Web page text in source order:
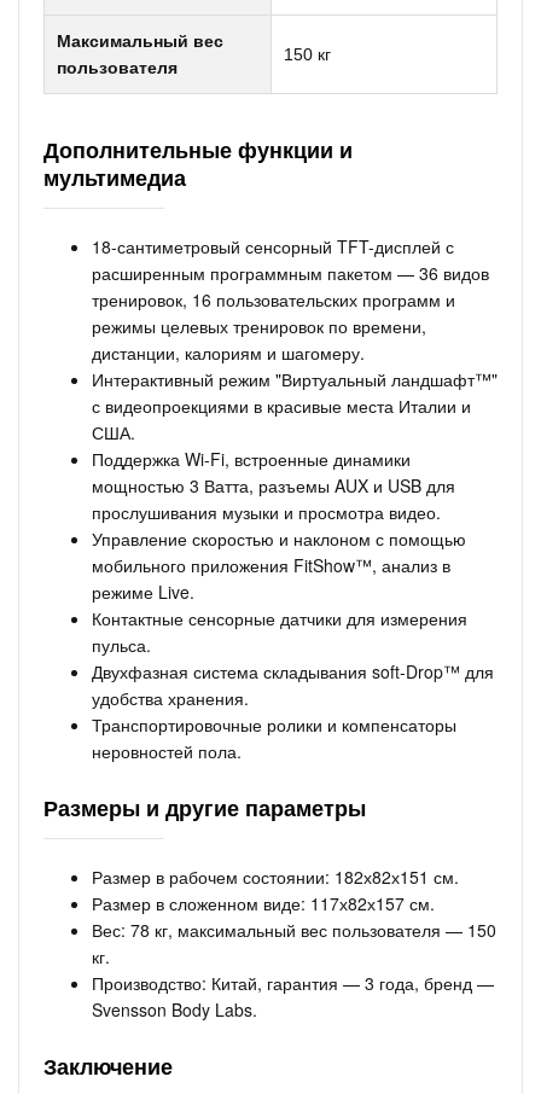
Максимальный вес
пользователя
150 кг
Дополнительные функции и
мультимедиа
18-сантиметровый сенсорный TFT-дисплей с
расширенным программным пакетом — 36 видов
тренировок, 16 пользовательских программ и
режимы целевых тренировок по времени,
дистанции, калориям и шагомеру.
Интерактивный режим "Виртуальный ландшафт™"
с видеопроекциями в красивые места Италии и
США.
Поддержка Wi-Fi, встроенные динамики
мощностью 3 Ватта, разъемы AUX и USB для
прослушивания музыки и просмотра видео.
Управление скоростью и наклоном с помощью
мобильного приложения FitShow™, анализ в
режиме Live.
Контактные сенсорные датчики для измерения
пульса.
Двухфазная система складывания soft-Drop™ для
удобства хранения.
Транспортировочные ролики и компенсаторы
неровностей пола.
Размеры и другие параметры
Размер в рабочем состоянии: 182х82х151 см.
Размер в сложенном виде: 117х82х157 см.
Вес: 78 кг, максимальный вес пользователя — 150
кг.
Производство: Китай, гарантия — 3 года, бренд —
Svensson Body Labs.
Заключение